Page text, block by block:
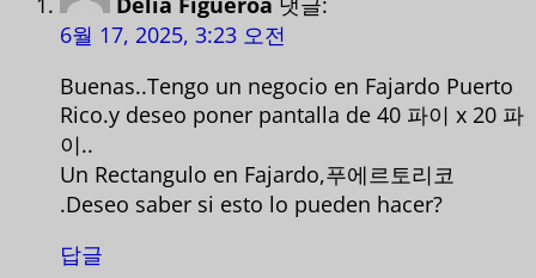
6월 17, 2025, 3:23 오전
Buenas..Tengo un negocio en Fajardo Puerto
Rico.y deseo poner pantalla de 40 파이 x 20 파
이..
Un Rectangulo en Fajardo,푸에르토리코
.Deseo saber si esto lo pueden hacer?
답글